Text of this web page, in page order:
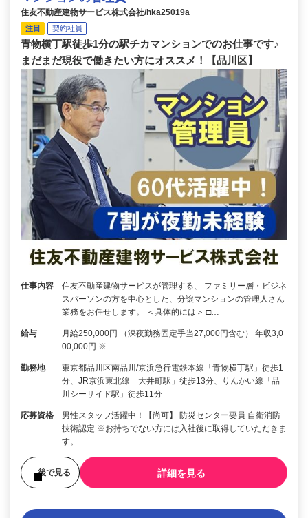
住友不動産建物サービス株式会社/hka25019a
注目 契約社員
青物横丁駅徒歩1分の駅チカマンションでのお仕事です♪
まだまだ現役で働きたい方にオススメ！【品川区】
仕事内容
住友不動産建物サービスが管理する、 ファミリー層・ビジネ
スパーソンの方を中心とした、分譲マンションの管理人さん
業務をお任せします。 ＜具体的には＞ □…
給与
月給250,000円 （深夜勤務固定手当27,000円含む） 年収3,0
00,000円 ※…
勤務地
東京都品川区南品川/京浜急行電鉄本線「青物横丁駅」徒歩1
分、JR京浜東北線「大井町駅」徒歩13分、りんかい線「品
川シーサイド駅」徒歩11分
応募資格
男性スタッフ活躍中！【尚可】 防災センター要員 自衛消防
技術認定 ※お持ちでない方には入社後に取得していただきま
す。
後で見る 詳細を見る